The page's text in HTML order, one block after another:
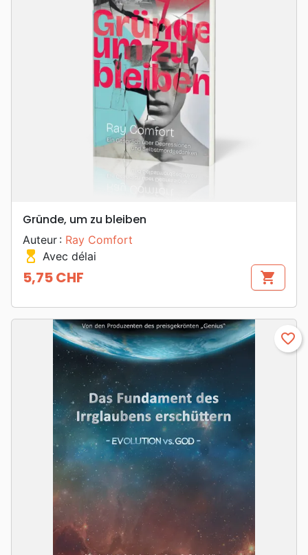
Gründe, um zu bleiben
Auteur : Ray Comfort
hourglass_top Avec délai
Prix
5,75 CHF shopping_cart
favorite_border